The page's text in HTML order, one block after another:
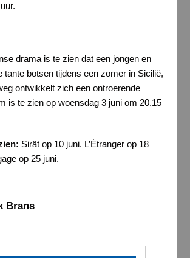
drama is te zien dat een jongen en
tante botsen tijdens een zomer in Sicilië,
ontwikkelt zich een ontroerende
is te zien op woensdag 3 juni om 20.15
Sirât op 10 juni. L’Étranger op 18
op 25 juni.
Brans